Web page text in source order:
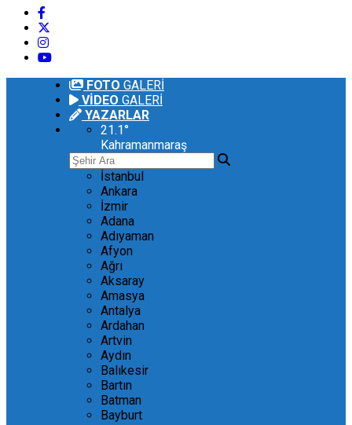
FOTO GALERİ
VİDEO GALERİ
YAZARLAR
21.1°
Kahramanmaraş
İstanbul
Ankara
İzmir
Adana
Adıyaman
Afyon
Ağrı
Aksaray
Amasya
Antalya
Ardahan
Artvin
Aydın
Balıkesir
Bartın
Batman
Bayburt